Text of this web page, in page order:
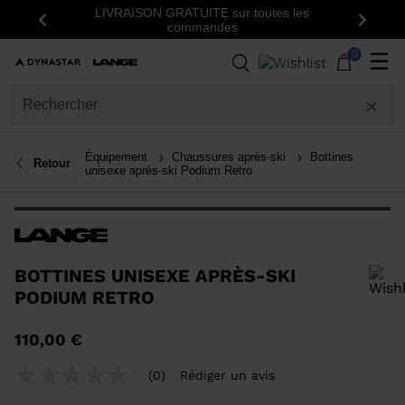
Précédent
LIVRAISON GRATUITE sur toutes les
commandes
0 ☰
Retour Équipement Chaussures après-ski
Bottines
unisexe après-ski Podium Retro
BOTTINES UNISEXE APRÈS-SKI
PODIUM RETRO
taille
110,00 €
(0) Rédiger un avis